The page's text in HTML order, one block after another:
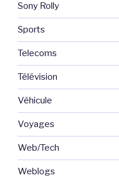
Sony Rolly
Sports
Telecoms
Télévision
Véhicule
Voyages
Web/Tech
Weblogs